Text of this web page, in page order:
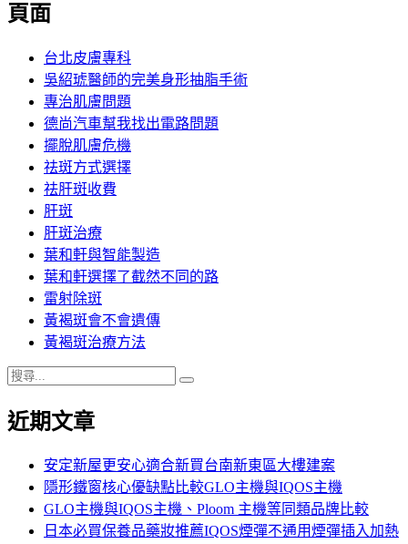
導
章:
頁面
台北皮膚專科
吳紹琥醫師的完美身形抽脂手術
專治肌膚問題
德尚汽車幫我找出電路問題
擺脫肌膚危機
祛斑方式選擇
祛肝斑收費
肝斑
肝斑治療
葉和軒與智能製造
葉和軒選擇了截然不同的路
雷射除斑
黃褐斑會不會遺傳
黃褐斑治療方法
搜
關
近期文章
安定新屋更安心適合新買台南新東區大樓建案
隱形鐵窗核心優缺點比較GLO主機與IQOS主機
GLO主機與IQOS主機、Ploom 主機等同類品牌比較
日本必買保養品藥妝推薦IQOS煙彈不通用煙彈插入加熱